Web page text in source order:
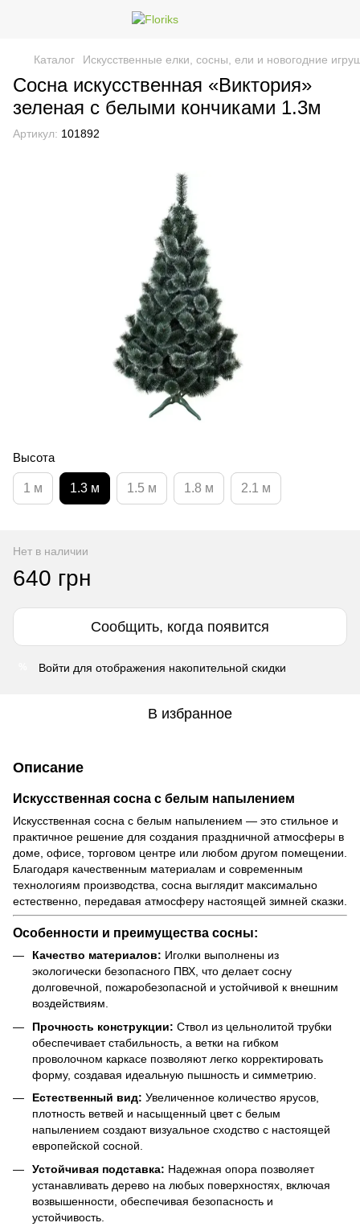
Каталог Искусственные елки, сосны, ели и новогодние
Сосна искусственная «Виктория»
зеленая с белыми кончиками 1.3м
Артикул: 101892
Высота
1 м 1.3 м 1.5 м 1.8 м 2.1 м
Нет в наличии
640 грн
Сообщить, когда появится
Войти для отображения накопительной скидки
В избранное
Описание
Искусственная сосна с белым напылением
Искусственная сосна с белым напылением — это стильное и
практичное решение для создания праздничной атмосферы в
доме, офисе, торговом центре или любом другом помещении.
Благодаря качественным материалам и современным
технологиям производства, сосна выглядит максимально
естественно, передавая атмосферу настоящей зимней сказки.
Особенности и преимущества сосны:
Качество материалов: Иголки выполнены из
экологически безопасного ПВХ, что делает сосну
долговечной, пожаробезопасной и устойчивой к внешним
воздействиям.
Прочность конструкции: Ствол из цельнолитой трубки
обеспечивает стабильность, а ветки на гибком
проволочном каркасе позволяют легко корректировать
форму, создавая идеальную пышность и симметрию.
Естественный вид: Увеличенное количество ярусов,
плотность ветвей и насыщенный цвет с белым
напылением создают визуальное сходство с настоящей
европейской сосной.
Устойчивая подставка: Надежная опора позволяет
устанавливать дерево на любых поверхностях, включая
возвышенности, обеспечивая безопасность и
устойчивость.